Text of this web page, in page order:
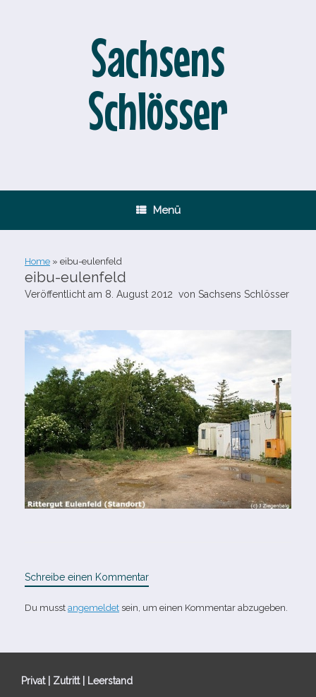
Sachsens
Schlösser
Menü
Home » eibu-​eulenfeld
eibu-​eulenfeld
Veröffentlicht am 8. August 2012 von Sachsens Schlösser
Schreibe einen Kommentar
Du musst angemeldet sein, um einen Kommentar abzugeben.
Privat | Zutritt | Leerstand